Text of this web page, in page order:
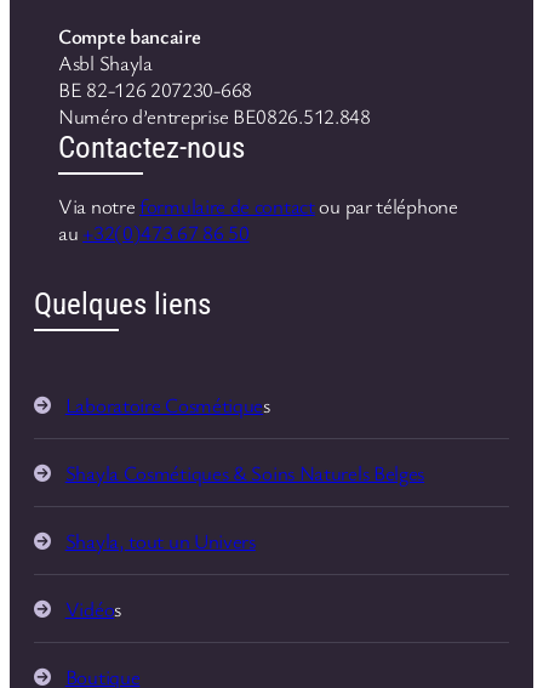
Compte bancaire
Asbl Shayla
BE 82-126 207230-668
Numéro d’entreprise BE0826.512.848
Contactez-nous
Via notreformulaire de contactou par téléphone
au +32(0)473 67 86 50
Quelques liens
Laboratoire Cosmétiques
Shayla Cosmétiques & Soins Naturels Belges
Shayla, tout un Univers
Vidéos
Boutique